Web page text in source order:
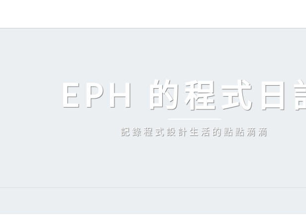
EPH 的程式日
記錄程式設計生活的點點滴滴